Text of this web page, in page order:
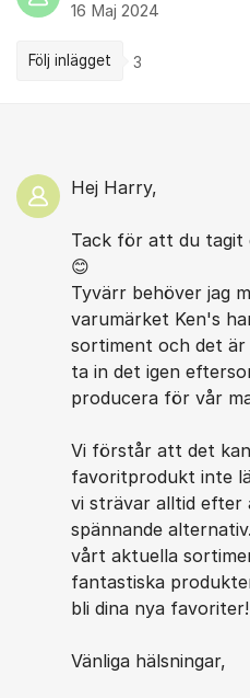
16 Maj 2024
Följ inlägget 3
Hej Harry,
Tack för att du tagit
😊
Tyvärr behöver jag
varumärket Ken's
sortiment och det
ta in det igen
producera för vår
Vi förstår att det
favoritprodukt inte
vi strävar alltid efter
spännande
vårt aktuella
fantastiska
bli dina nya favoriter!
Vänliga hälsningar,